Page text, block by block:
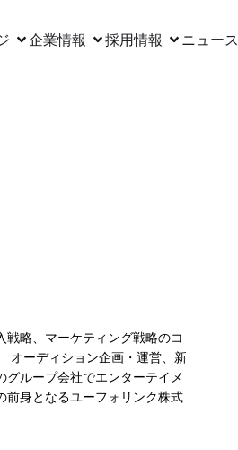
企業情報 採用情報 ニュース
略、マーケティング戦略のコ
オーディション企画・運営、新
ループ会社でエンターテイメ
前身となるユーフォリンク株式